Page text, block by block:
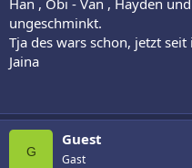
ungeschminkt.
Tja des wars schon, jetzt
Jaina
G
Guest
Gast